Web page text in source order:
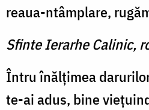
reaua-ntâmplare,
Sfinte Ierarhe Calinic,
Întru înălțimea
te-ai adus, bine